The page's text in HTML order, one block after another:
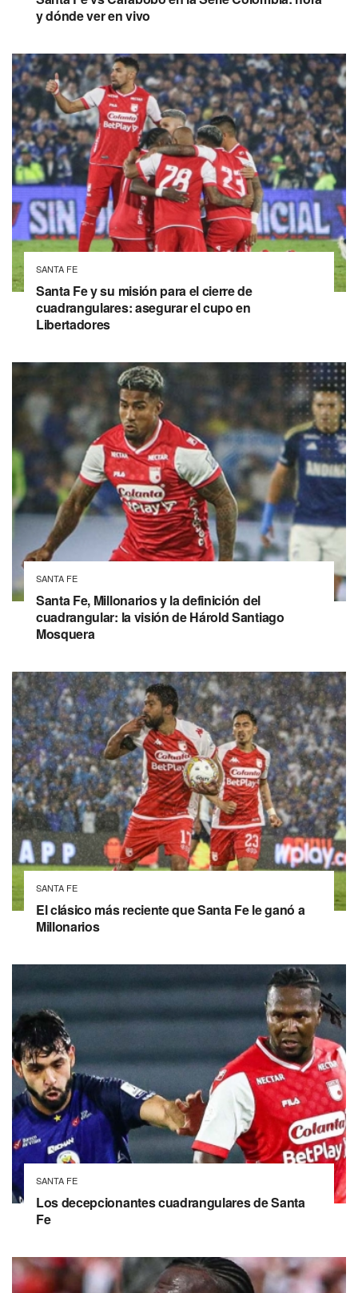
y dónde ver en vivo
SANTA FE
Santa Fe y su misión para el cierre de
cuadrangulares: asegurar el cupo en
Libertadores
SANTA FE
Santa Fe, Millonarios y la definición del
cuadrangular: la visión de Hárold Santiago
Mosquera
SANTA FE
El clásico más reciente que Santa Fe le ganó a
Millonarios
SANTA FE
Los decepcionantes cuadrangulares de Santa
Fe